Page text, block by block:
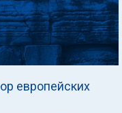
европейских